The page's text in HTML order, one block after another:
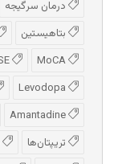
درمان سرگیجه
بتاهیستین
تریپتان‌ها